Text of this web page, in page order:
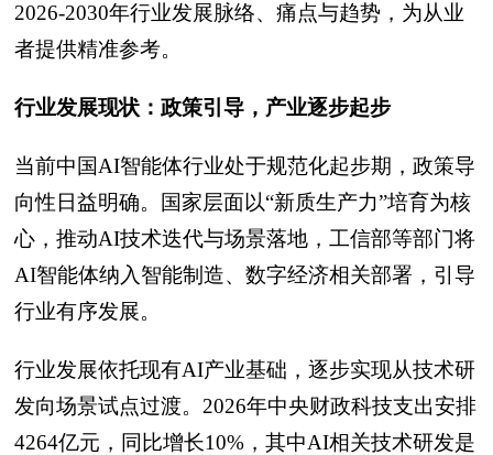
2026-2030年行业发展脉络、痛点与趋势，为从业
者提供精准参考。
行业发展现状：政策引导，产业逐步起步
当前中国AI智能体行业处于规范化起步期，政策导
向性日益明确。国家层面以“新质生产力”培育为核
心，推动AI技术迭代与场景落地，工信部等部门将
AI智能体纳入智能制造、数字经济相关部署，引导
行业有序发展。
行业发展依托现有AI产业基础，逐步实现从技术研
发向场景试点过渡。2026年中央财政科技支出安排
4264亿元，同比增长10%，其中AI相关技术研发是